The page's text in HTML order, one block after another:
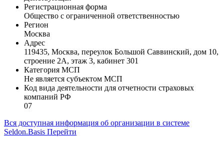
Наименование организации
ООО "СФО СБ Секьюритизация 2"
Статус организации
Действующая
Регистрационная форма
Общество с ограниченной ответственностью
Регион
Москва
Адрес
119435, Москва, переулок Большой Саввинский, дом 10,
строение 2А, этаж 3, кабинет 301
Категория МСП
Код вида деятельности для отчетности страховых
компаний РФ